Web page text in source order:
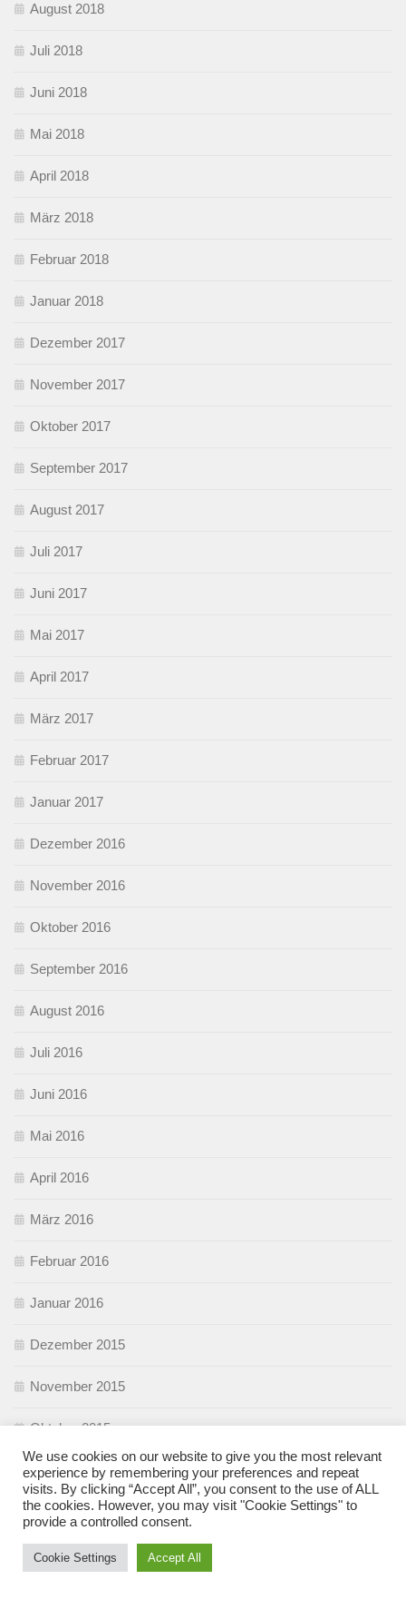
August 2018
Juli 2018
Juni 2018
Mai 2018
April 2018
März 2018
Februar 2018
Januar 2018
Dezember 2017
November 2017
Oktober 2017
September 2017
August 2017
Juli 2017
Juni 2017
Mai 2017
April 2017
März 2017
Februar 2017
Januar 2017
Dezember 2016
November 2016
Oktober 2016
September 2016
August 2016
Juli 2016
Juni 2016
Mai 2016
April 2016
März 2016
Februar 2016
Januar 2016
Dezember 2015
November 2015
Oktober 2015
September 2015
August 2015
Juli 2015
We use cookies on our website to give you the most relevant
experience by remembering your preferences and repeat
visits. By clicking “Accept All”, you consent to the use of ALL
the cookies. However, you may visit "Cookie Settings" to
provide a controlled consent.
Cookie Settings Accept All